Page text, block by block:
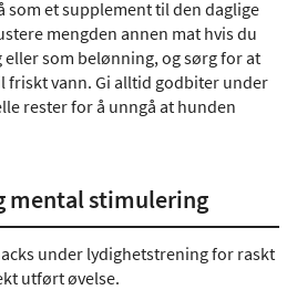
som et supplement til den daglige
mengden annen mat hvis du
som belønning, og sørg for at
friskt vann. Gi alltid godbiter under
rester for å unngå at hunden
mental stimulering
under lydighetstrening for raskt
utført øvelse.